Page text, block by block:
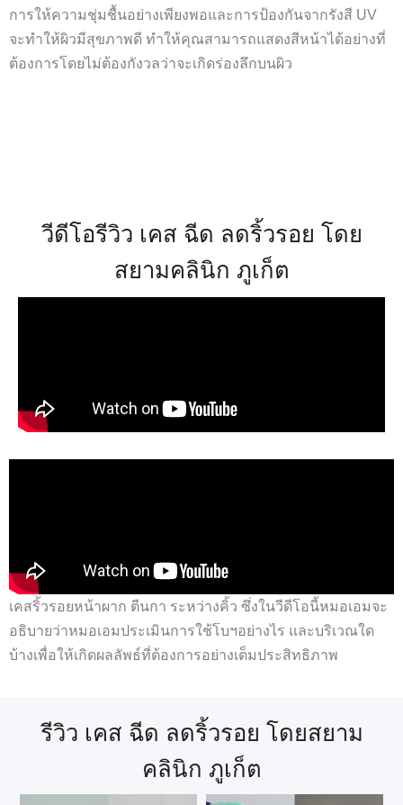
การให้ความชุ่มชื้นอย่างเพียงพอและการป้องกันจากรังสี UV
จะทำให้ผิวมีสุขภาพดี ทำให้คุณสามารถแสดงสีหน้าได้อย่างที่
ต้องการโดยไม่ต้องกังวลว่าจะเกิดร่องลึกบนผิว
วีดีโอรีวิว เคส ฉีด ลดริ้วรอย โดย
สยามคลินิก ภูเก็ต
เคสริ้วรอยหน้าผาก ตีนกา ระหว่างคิ้ว ซึ่งในวีดีโอนี้หมอเอมจะ
อธิบายว่าหมอเอมประเมินการใช้โบฯอย่างไร และบริเวณใด
บ้างเพื่อให้เกิดผลลัพธ์ที่ต้องการอย่างเต็มประสิทธิภาพ
รีวิว เคส ฉีด ลดริ้วรอย โดยสยาม
คลินิก ภูเก็ต